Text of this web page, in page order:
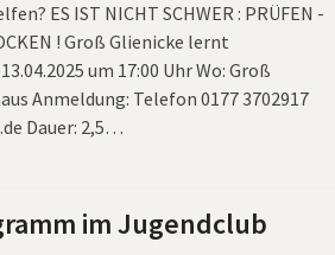
ES IST NICHT SCHWER : PRÜFEN -
! Groß Glienicke lernt
um 17:00 Uhr Wo: Groß
Anmeldung: Telefon 0177 3702917
Dauer: 2,5…
im Jugendclub